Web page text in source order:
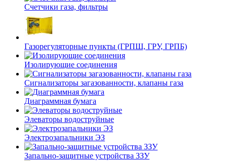
Счетчики газа, фильтры
Газорегуляторные пункты (ГРПШ, ГРУ, ГРПБ)
Изолирующие соединения
Сигнализаторы загазованности, клапаны газа
Диаграммная бумага
Элеваторы водоструйные
Электрозапальники ЭЗ
Запально-защитные устройства ЗЗУ